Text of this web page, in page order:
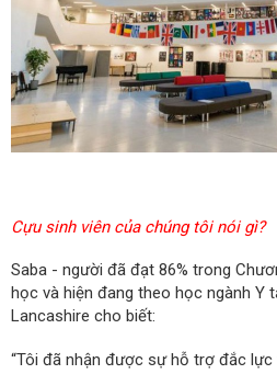
Cựu sinh viên của chúng tôi nói gì?
Saba - người đã đạt 86% trong
học và hiện đang theo học ngành Y
Lancashire cho biết:
“Tôi đã nhận được sự hỗ trợ đắc